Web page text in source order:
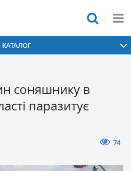
КАТАЛОГ
соняшнику в
паразитує
74